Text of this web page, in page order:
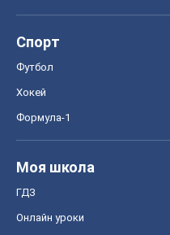
Спорт
Футбол
Хокей
Формула-1
Моя школа
ГДЗ
Онлайн уроки